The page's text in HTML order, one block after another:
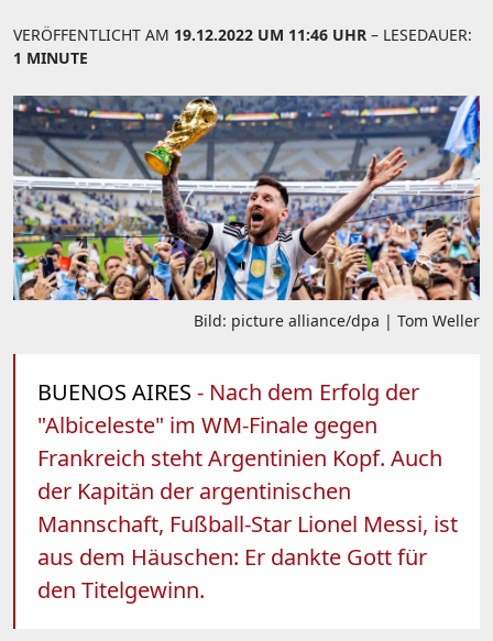
VERÖFFENTLICHT AM 19.12.2022 UM 11:46 UHR – LESEDAUER:
1 MINUTE
Bild: picture alliance/dpa | Tom Weller
BUENOS AIRES - Nach dem Erfolg der
"Albiceleste" im WM-Finale gegen
Frankreich steht Argentinien Kopf. Auch
der Kapitän der argentinischen
Mannschaft, Fußball-Star Lionel Messi, ist
aus dem Häuschen: Er dankte Gott für
den Titelgewinn.